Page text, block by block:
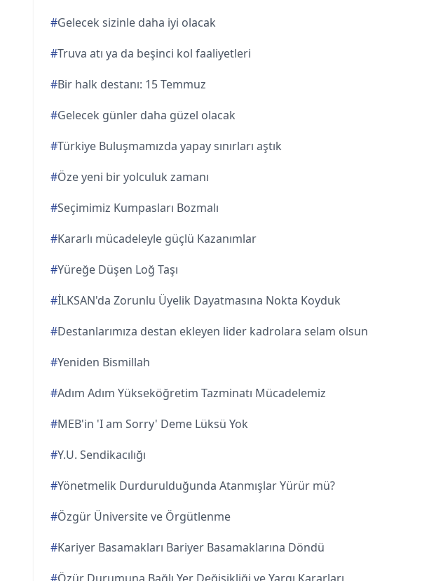
#Gelecek sizinle daha iyi olacak
#Truva atı ya da beşinci kol faaliyetleri
#Bir halk destanı: 15 Temmuz
#Gelecek günler daha güzel olacak
#Türkiye Buluşmamızda yapay sınırları aştık
#Öze yeni bir yolculuk zamanı
#Seçimimiz Kumpasları Bozmalı
#Kararlı mücadeleyle güçlü Kazanımlar
#Yüreğe Düşen Loğ Taşı
#İLKSAN'da Zorunlu Üyelik Dayatmasına Nokta Koyduk
#Destanlarımıza destan ekleyen lider kadrolara selam olsun
#Yeniden Bismillah
#Adım Adım Yükseköğretim Tazminatı Mücadelemiz
#MEB'in 'I am Sorry' Deme Lüksü Yok
#Y.U. Sendikacılığı
#Yönetmelik Durdurulduğunda Atanmışlar Yürür mü?
#Özgür Üniversite ve Örgütlenme
#Kariyer Basamakları Bariyer Basamaklarına Döndü